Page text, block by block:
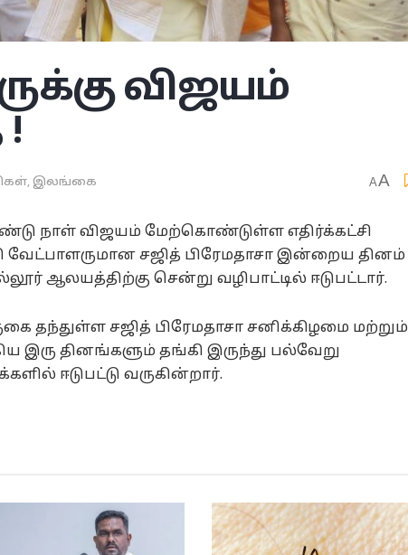
விஜயம்
,இலங்கை AA
நாள் விஜயம் மேற்கொண்டுள்ள எதிர்க்கட்சி
வேட்பாளருமான சஜித் பிரேமதாசா இன்றைய தினம்
ஆலயத்திற்கு சென்று வழிபாட்டில் ஈடுபட்டார்.
தந்துள்ள சஜித் பிரேமதாசா சனிக்கிழமை மற்றும்
இரு தினங்களும் தங்கி இருந்து பல்வேறு
ஈடுபட்டு வருகின்றார்.